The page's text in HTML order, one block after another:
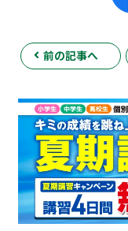
前の記事へ